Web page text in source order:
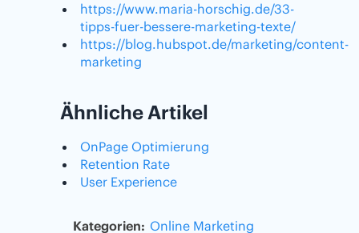
https://www.maria-horschig.de/33-
tipps-fuer-bessere-marketing-texte/
https://blog.hubspot.de/marketing/content-
marketing
Ähnliche Artikel
OnPage Optimierung
Retention Rate
User Experience
Kategorien: Online Marketing